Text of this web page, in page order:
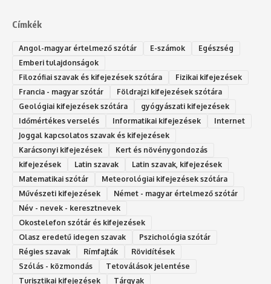
Címkék
Angol-magyar értelmező szótár E-számok
Egészség
Emberi tulajdonságok
Filozófiai szavak és kifejezések szótára
Fizikai kifejezések
Francia - magyar szótár
Földrajzi kifejezések szótára
Geológiai kifejezések szótára
gyógyászati kifejezések
Időmértékes verselés
Informatikai kifejezések
Internet
Joggal kapcsolatos szavak és kifejezések
Karácsonyi kifejezések
Kert és növénygondozás
kifejezések
Latin szavak
Latin szavak, kifejezések
Matematikai szótár
Meteorológiai kifejezések szótára
Művészeti kifejezések
Német - magyar értelmező szótár
Név - nevek - keresztnevek
Okostelefon szótár és kifejezések
Olasz eredetű idegen szavak
Ps‮gólohciz‬ia s‮átóz‬r
Régies szavak
Rímfajták
Rövidítések
Szólás - közmondás
Tetoválások jelentése
Turisztikai kifejezések
Tárgyak